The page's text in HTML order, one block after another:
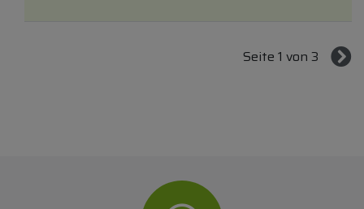
Seite 1 von 3